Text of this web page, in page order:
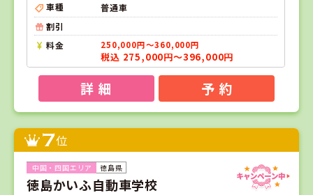
車種
普通車
割引
料金
250,000円～360,000円
税込 275,000円～396,000円
詳 細 予 約
7位
徳島県
徳島かいふ自動車学校